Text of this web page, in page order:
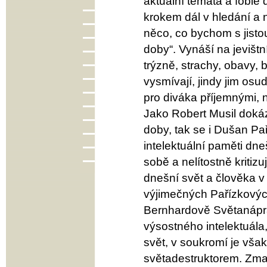
krokem dál v hledání a
něco, co bychom s
doby“. Vynáší na
trýzně, strachy, obavy,
vysmívají, jindy jim
pro diváka příjemnými,
Jako Robert Musil
doby, tak se i Dušan
intelektuální paměti
sobě a nelítostně
dnešní svět a člověka
výjimečných
Bernhardově
výsostného
svět, v soukromí je
světadestruktorem.